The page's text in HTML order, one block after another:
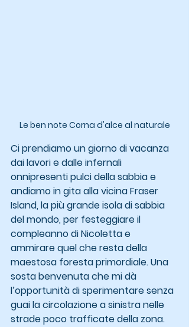
Le ben note Corna d'alce al naturale
Ci prendiamo un giorno di vacanza
dai lavori e dalle infernali
onnipresenti pulci della sabbia e
andiamo in gita alla vicina Fraser
Island, la più grande isola di sabbia
del mondo, per festeggiare il
compleanno di Nicoletta e
ammirare quel che resta della
maestosa foresta primordiale. Una
sosta benvenuta che mi dà
l’opportunità di sperimentare senza
guai la circolazione a sinistra nelle
strade poco trafficate della zona.